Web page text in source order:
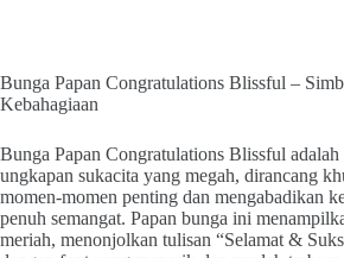
Bunga Papan Congratulations Blissful –
Kebahagiaan
Bunga Papan Congratulations Blissful
ungkapan sukacita yang megah, dirancang
momen-momen penting dan mengabadikan
penuh semangat. Papan bunga ini
meriah, menonjolkan tulisan “Selamat &